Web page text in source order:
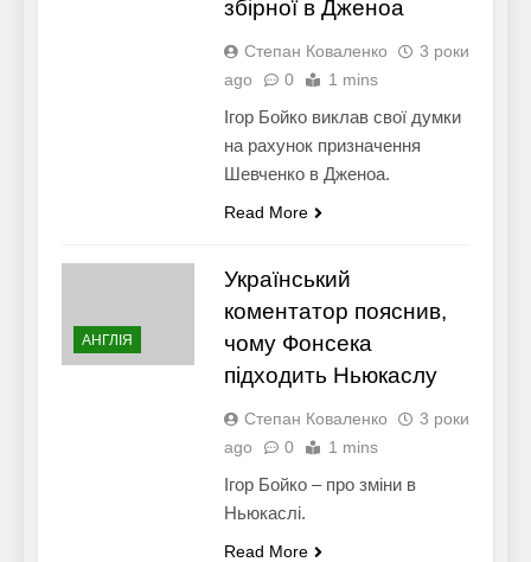
збірної в Дженоа
Степан Коваленко
3 роки
ago
0 1 mins
Ігор Бойко виклав свої думки
на рахунок призначення
Шевченко в Дженоа.
Read More
АНГЛІЯ
Український
коментатор пояснив,
чому Фонсека
підходить Ньюкаслу
Степан Коваленко
3 роки
ago
0 1 mins
Ігор Бойко – про зміни в
Ньюкаслі.
Read More